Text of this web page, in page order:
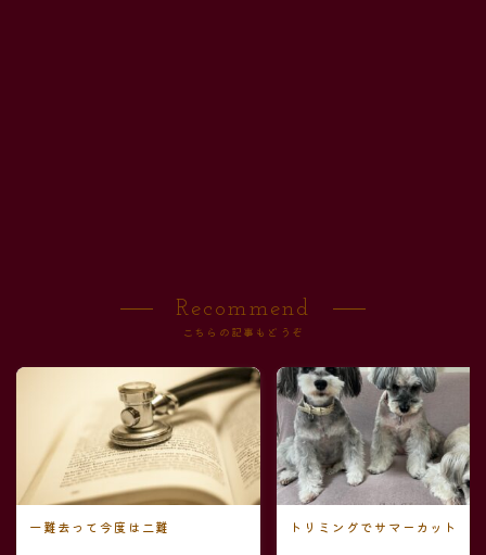
Recommend
こちらの記事もどうぞ
一難去って今度は二難 トリミングでサマーカット